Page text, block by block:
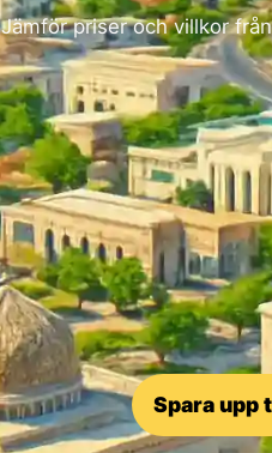
Jämför priser och villkor
Spara upp